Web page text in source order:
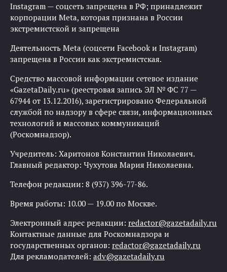
Instagram — соцсеть запрещена в РФ; принадлежит
корпорации Meta, которая признана в России
экстремистской и запрещена
Деятельность Meta (соцсети Facebook и Instagram)
запрещена в России как экстремистская.
Средство массовой информации сетевое издание
«GazetaDaily.ru» (реестровая запись ЭЛ № ФС 77 —
67944 от 13.12.2016), зарегистрировано Федеральной
службой по надзору в сфере связи, информационных
технологий и массовых коммуникаций
(Роскомнадзор).
Учредитель: Харитонов Константин Николаевич.
Главный редактор: Чухутова Мария Николаевна.
Телефон редакции: 8 (937) 396-77-86.
Время работы: 10.00 — 19.00 по Москве.
Электронный адрес редакции: redactor@gazetadaily.ru
Контактные данные для Роскомнадзора и
государственных органов: redactor@gazetadaily.ru
Для рекламодателей: adv@gazetadaily.ru